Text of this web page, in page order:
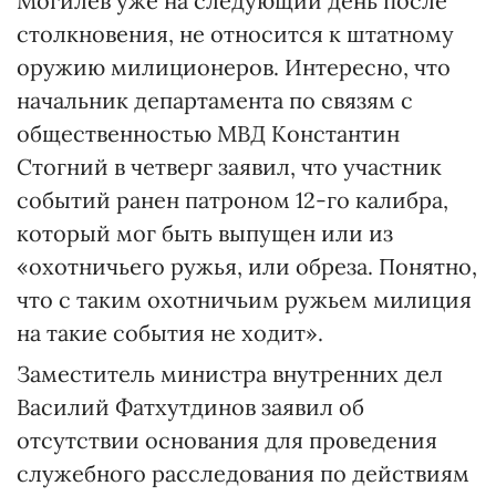
столкновения, не относится к штатному
оружию милиционеров. Интересно, что
начальник департамента по связям с
общественностью МВД Константин
Стогний в четверг заявил, что участник
событий ранен патроном 12-го калибра,
который мог быть выпущен или из
«охотничьего ружья, или обреза. Понятно,
что с таким охотничьим ружьем милиция
на такие события не ходит».
Заместитель министра внутренних дел
Василий Фатхутдинов заявил об
отсутствии основания для проведения
служебного расследования по действиям